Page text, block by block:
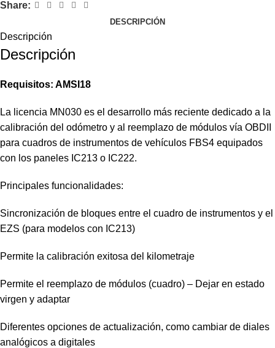
Share:
DESCRIPCIÓN
Descripción
Descripción
Requisitos: AMSI18
La licencia MN030 es el desarrollo más reciente dedicado a la
calibración del odómetro y al reemplazo de módulos vía OBDII
para cuadros de instrumentos de vehículos FBS4 equipados
con los paneles IC213 o IC222.
Principales funcionalidades:
Sincronización de bloques entre el cuadro de instrumentos y el
EZS (para modelos con IC213)
Permite la calibración exitosa del kilometraje
Permite el reemplazo de módulos (cuadro) – Dejar en estado
virgen y adaptar
Diferentes opciones de actualización, como cambiar de diales
analógicos a digitales